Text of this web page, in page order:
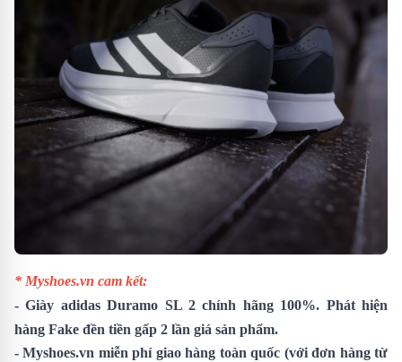
* Myshoes.vn cam kết:
-Giày adidas Duramo SL 2 chính hãng 100%. Phát hiện
hàng Fake đền tiền gấp 2 lần giá sản phẩm.
- Myshoes.vn miễn phí giao hàng toàn quốc (với đơn hàng từ